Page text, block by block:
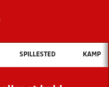
Hvad vil du søge efter?
OG NYHEDER
SPILLESTED KAMP